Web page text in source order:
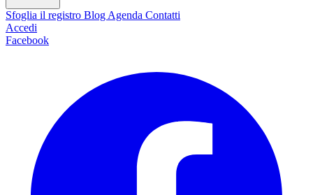
Sfoglia il registro Blog Agenda Contatti
Accedi
Facebook